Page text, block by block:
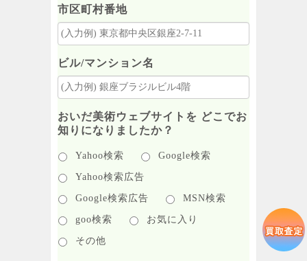
市区町村番地
ビル/マンション名
おいだ美術ウェブサイトを どこでお
知りになりましたか？
Yahoo検索 Google検索
Yahoo検索広告
Google検索広告 MSN検索
goo検索 お気に入り
その他